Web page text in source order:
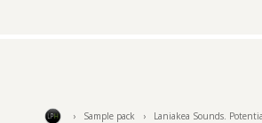
› Sample pack › Laniakea Sounds. Potential